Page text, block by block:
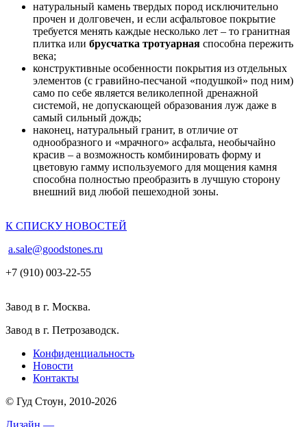
натуральный камень твердых пород исключительно
прочен и долговечен, и если асфальтовое покрытие
требуется менять каждые несколько лет – то гранитная
плитка или брусчатка тротуарная способна пережить
века;
конструктивные особенности покрытия из отдельных
элементов (с гравийно-песчаной «подушкой» под ним)
само по себе является великолепной дренажной
системой, не допускающей образования луж даже в
самый сильный дождь;
наконец, натуральный гранит, в отличие от
однообразного и «мрачного» асфальта, необычайно
красив – а возможность комбинировать форму и
цветовую гамму используемого для мощения камня
способна полностью преобразить в лучшую сторону
внешний вид любой пешеходной зоны.
К СПИСКУ НОВОСТЕЙ
a.sale@goodstones.ru
+7 (910) 003-22-55
Завод в г. Москва.
Завод в г. Петрозаводск.
Конфиденциальность
Новости
Контакты
© Гуд Стоун, 2010-2026
Дизайн —